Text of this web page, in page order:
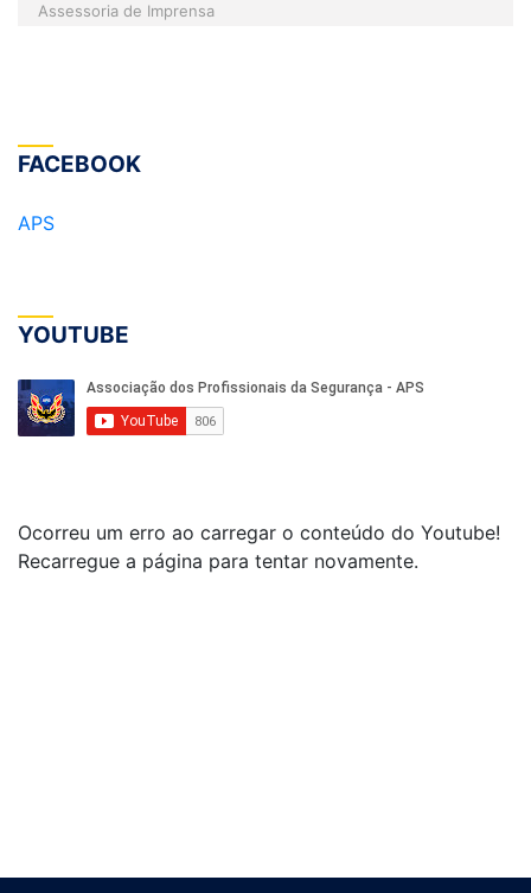
Assessoria de Imprensa
FACEBOOK
APS
YOUTUBE
Ocorreu um erro ao carregar o conteúdo do Youtube!
Recarregue a página para tentar novamente.